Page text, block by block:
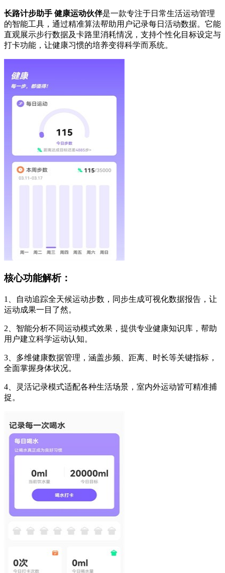
长路计步助手 健康运动伙伴是一款专注于日常生活运动管理
的智能工具，通过精准算法帮助用户记录每日活动数据。它能
直观展示步行数据及卡路里消耗情况，支持个性化目标设定与
打卡功能，让健康习惯的培养变得科学而系统。
核心功能解析：
1、自动追踪全天候运动步数，同步生成可视化数据报告，让
运动成果一目了然。
2、智能分析不同运动模式效果，提供专业健康知识库，帮助
用户建立科学运动认知。
3、多维健康数据管理，涵盖步频、距离、时长等关键指标，
全面掌握身体状况。
4、灵活记录模式适配各种生活场景，室内外运动皆可精准捕
捉。